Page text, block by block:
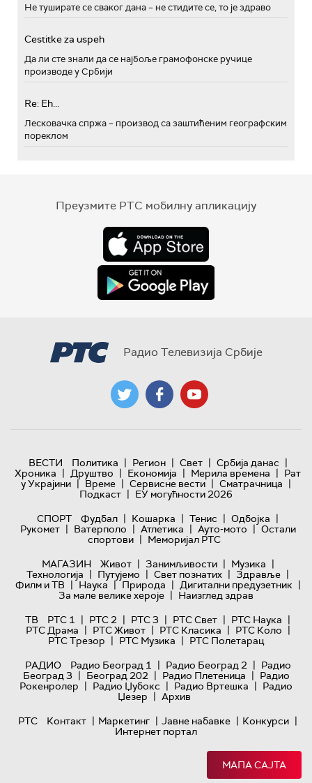
Не туширате се сваког дана – не стидите се, то је здраво
Cestitke za uspeh
Да ли сте знали да се најбоље грамофонске ручице
производе у Србији
Re: Eh...
Лесковачка спржа – производ са заштићеним географским
пореклом
Преузмите РТС мобилну апликацију
Радио Телевизија Србије
ВЕСТИ Политика | Регион | Свет | Србија данас |
Хроника | Друштво | Економија | Мерила времена | Рат
у Украјини | Време | Сервисне вести | Сматрачница |
Подкаст | ЕУ могућности 2026
СПОРТ
Фудбал | Кошарка | Тенис | Одбојка |
Рукомет | Ватерполо | Атлетика | Ауто-мото | Остали
спортови | Меморијал РТС
МАГАЗИН
Живот | Занимљивости | Музика |
Технологијa | Путујемо | Свет познатих | Здравље |
Филм и ТВ | Наука | Природа | Дигитални предузетник |
За мале велике хероје | Наизглед здрав
ТВ
РТС 1 | РТС 2 | РТС 3 | РТС Свет | РТС Наука |
РТС Драма | РТС Живот | РТС Класика | РТС Коло |
РТС Трезор | РТС Музика | РТС Полетарац
РАДИО
Радио Београд 1 | Радио Београд 2 | Радио
Београд 3 | Београд 202 | Радио Плетеница | Радио
Рокенролер | Радио Џубокс | Радио Вртешка | Радио
Џезер | Архив
РТС
Контакт | Маркетинг | Јавне набавке | Конкурси |
Интернет портал
МАПА САЈТА